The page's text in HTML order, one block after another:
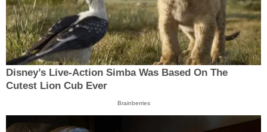
Disney’s Live-Action Simba Was Based On The
Cutest Lion Cub Ever
Brainberries